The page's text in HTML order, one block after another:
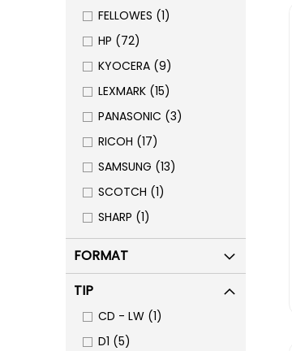
FELLOWES 1
item
HP
72
items
KYOCERA 9
items
LEXMARK 15
items
PANASONIC 3
items
RICOH 17
items
SAMSUNG 13
items
SCOTCH 1
item
SHARP 1
item
FORMAT
TIP
CD - LW 1
item
D1 5
items